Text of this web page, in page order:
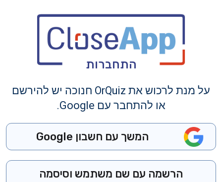
התחברות
על מנת לרכוש את OrQuiz חנוכה יש להירשם
או להתחבר עם Google.
המשך עם חשבון Google
הרשמה עם שם משתמש וסיסמה